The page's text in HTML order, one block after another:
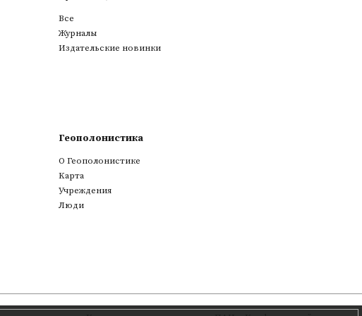
Все
Журналы
Издательские новинки
Геополонистика
О Геополонистике
Kарта
Учреждения
Люди